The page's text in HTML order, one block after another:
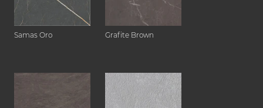
Samas Oro Grafite Brown